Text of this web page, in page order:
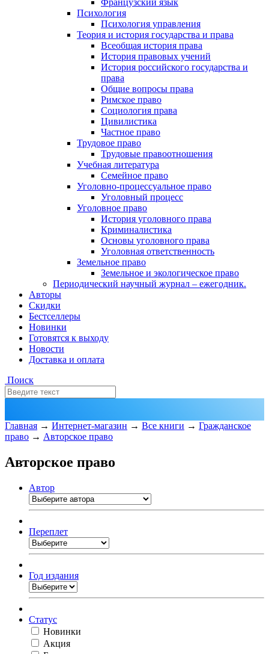
Французский язык
Психология
Психология управления
Теория и история государства и права
Всеобщая история права
История правовых учений
История российского государства и
права
Общие вопросы права
Римское право
Социология права
Цивилистика
Частное право
Трудовое право
Трудовые правоотношения
Учебная литература
Семейное право
Уголовно-процессуальное право
Уголовный процесс
Уголовное право
История уголовного права
Криминалистика
Основы уголовного права
Уголовная ответственность
Земельное право
Земельное и экологическое право
Периодический научный журнал – ежегодник.
Авторы
Скидки
Бестселлеры
Новинки
Готовятся к выходу
Новости
Доставка и оплата
Поиск
Главная → Интернет-магазин → Все книги → Гражданское
право → Авторское право
Авторское право
Автор
Переплет
Год издания
Статус
Новинки
Акция